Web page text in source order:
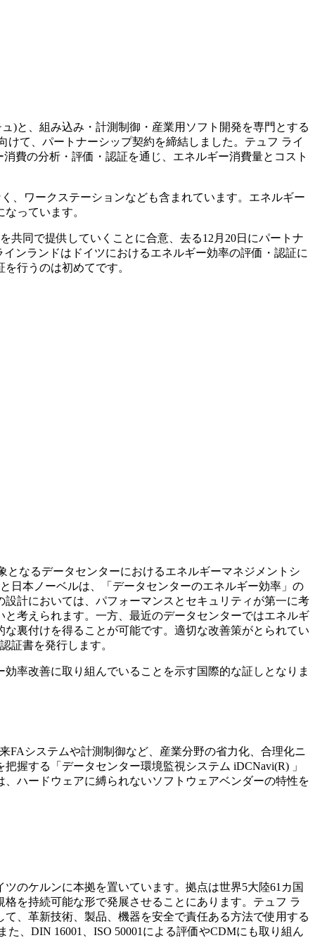
)と、組み込み・計測制御・産業用ソフト開発を専門とする
て、パートナーシップ契約を締結しました。テュフ ライ
費の分析・評価・認証を通じ、エネルギー消費量とコスト
、ワークステーションなども含まれています。エネルギー
っています。
共同で提供していくことに合意、去る12月20日にパートナ
ンランドはドイツにおけるエネルギー効率の評価・認証に
行うのは初めてです。
なるデータセンターにおけるエネルギーマネジメントシ
日本ノーベルは、「データセンターのエネルギー効率」の
計においては、パフォーマンスとセキュリティが第一に考
考えられます。一方、最近のデータセンターではエネルギ
裏付けを得ることが可能です。適切な改善策がとられてい
証書を発行します。
率改善に取り組んでいることを示す国際的な証しとなりま
FAシステムや計測制御など、産業分野の省力化、合理化ニ
握する「データセンター環境監視システム iDCNavi(R) 」
ハードウェアに縛られないソフトウェアベンダーの特性を
のケルンに本拠を置いています。拠点は世界5大陸61カ国
を持続可能な形で発展させることにあります。テュフ ラ
、革新技術、製品、機器を安全で責任ある方法で使用する
、DIN 16001、ISO 50001による評価やCDMにも取り組ん